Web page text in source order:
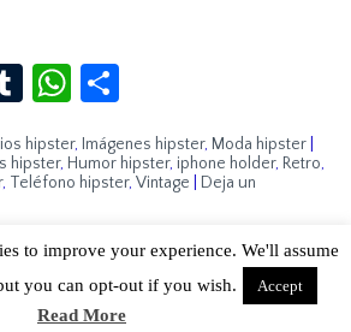
TumblrWhatsApp
hipster, Imágenes hipster, Moda hipster
hipster, Humor hipster, iphone holder, Retro,
, Teléfono hipster,Vintage
Deja un
to improve your experience. We'll assume
you can opt-out if you wish.
Accept
Read More